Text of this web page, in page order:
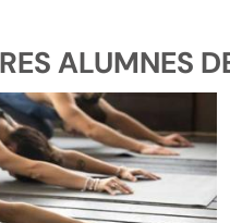
ALUMNES